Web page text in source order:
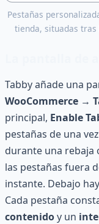
Pestañas
tienda, situadas tras
Tabby añade una
WooCommerce →
principal, Enable
pestañas de una
durante una rebaja
las pestañas fuera
instante. Debajo
Cada pestaña
contenidoy un